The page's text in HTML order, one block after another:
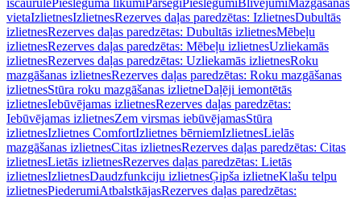
īscaurulePieslēguma līkumiPārsegiPieslēgumiBlīvējumiMazgāšanas
vietaIzlietnesIzlietnesRezerves daļas paredzētas: IzlietnesDubultās
izlietnesRezerves daļas paredzētas: Dubultās izlietnesMēbeļu
izlietnesRezerves daļas paredzētas: Mēbeļu izlietnesUzliekamās
izlietnesRezerves daļas paredzētas: Uzliekamās izlietnesRoku
mazgāšanas izlietnesRezerves daļas paredzētas: Roku mazgāšanas
izlietnesStūra roku mazgāšanas izlietneDaļēji iemontētās
izlietnesIebūvējamas izlietnesRezerves daļas paredzētas:
Iebūvējamas izlietnesZem virsmas iebūvējamasStūra
izlietnesIzlietnes ComfortIzlietnes bērniemIzlietnesLielās
mazgāšanas izlietnesCitas izlietnesRezerves daļas paredzētas: Citas
izlietnesLietās izlietnesRezerves daļas paredzētas: Lietās
izlietnesIzlietnesDaudzfunkciju izlietnesĢipša izlietneKlašu telpu
izlietnesPiederumiAtbalstkājasRezerves daļas paredzētas: